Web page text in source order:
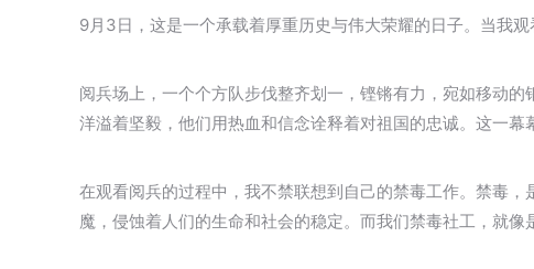
9月3日，这是一个承载着厚重历史与伟大荣耀的日子。当我
阅兵场上，一个个方队步伐整齐划一，铿锵有力，宛如移动
洋溢着坚毅，他们用热血和信念诠释着对祖国的忠诚。这一
在观看阅兵的过程中，我不禁联想到自己的禁毒工作。禁毒
魔，侵蚀着人们的生命和社会的稳定。而我们禁毒社工，就